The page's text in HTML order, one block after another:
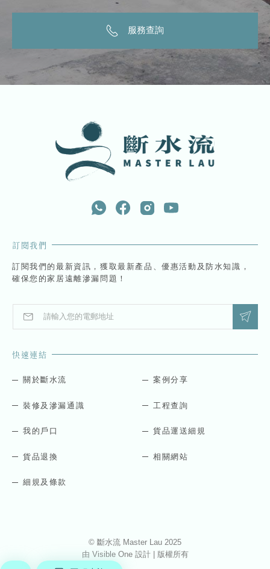
服務查詢
訂閱我們
訂閱我們的最新資訊，獲取最新產品、優惠活動及防水知識，
確保您的家居遠離滲漏問題！
a
l
*
a
l快速連結
關於斷水流 案例分享
裝修及滲漏通識 工程查詢
我的戶口 貨品運送細規
貨品退換 相關網站
細規及條款
© 斷水流 Master Lau 2025
由 Visible One 設計 | 版權所有